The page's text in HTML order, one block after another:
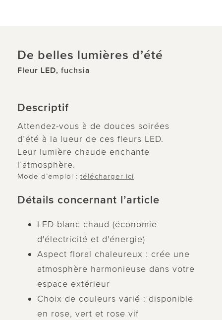
De belles lumières d’été
Fleur LED, fuchsia
Descriptif
Attendez-vous à de douces soirées
d’été à la lueur de ces fleurs LED.
Leur lumière chaude enchante
l’atmosphère.
Mode d’emploi : télécharger ici
Détails concernant l’article
LED blanc chaud (économie
d'électricité et d'énergie)
Aspect floral chaleureux : crée une
atmosphère harmonieuse dans votre
espace extérieur
Choix de couleurs varié : disponible
en rose, vert et rose vif